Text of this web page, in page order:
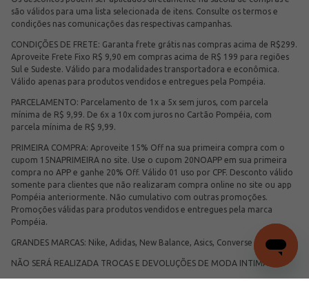
são válidos para uma lista selecionada de itens. Consulte os termos e
condições nas comunicações das respectivas campanhas.
CONDIÇÕES DE FRETE: Garanta frete grátis nas compras acima de R$299.
Aproveite Frete Fixo R$ 9,90 em compras acima de R$ 199 para regiões
Sul e Sudeste. Válido para modalidades transportadora e econômica.
Válido apenas para produtos vendidos e entregues pela Pompéia.
PARCELAMENTO: Parcelamento de 1x a 5x sem juros, com parcela
mínima de R$ 9,99. De 6x a 10x com juros no Cartão Pompéia, com
parcela mínima de R$ 9,99.
PRIMEIRA COMPRA: Aproveite 15% Off na sua primeira compra com o
cupom 15NAPRIMEIRA no site. Use o cupom 20NOAPP em sua primeira
compra no APP e ganhe 20% Off. Válido 01 uso por CPF. Desconto válido
somente para clientes que não realizaram compra online no site ou app
Pompéia anteriormente. Não cumulativo com outras promoções.
Promoções válidas para produtos vendidos e entregues pela marca
Pompéia.
GRANDES MARCAS: Nike, Adidas, New Balance, Asics, Converse e Mizuno.
NÃO SERÁ REALIZADA TROCAS E DEVOLUÇÕES DE MODA INTIMA.